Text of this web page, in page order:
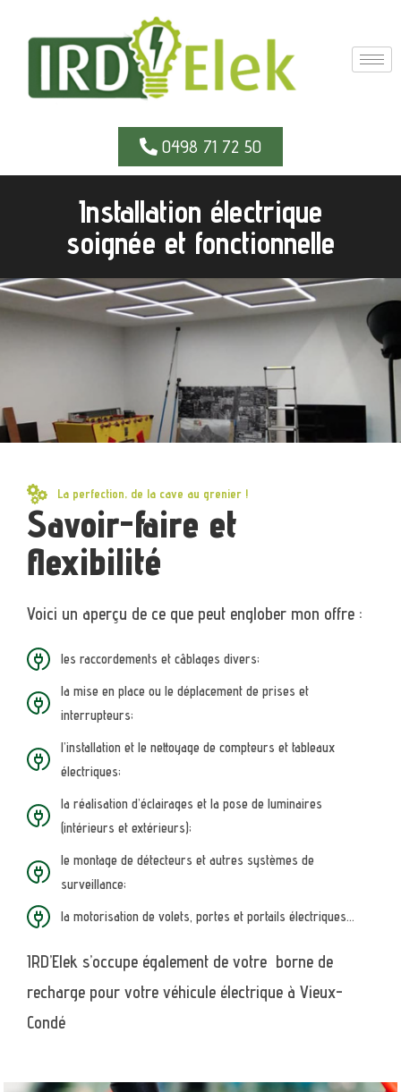
0498 71 72 50
Installation électrique
soignée et fonctionnelle
La perfection, de la cave au grenier !
Savoir-faire et
flexibilité
Voici un aperçu de ce que peut englober mon offre :
les raccordements et câblages divers;
la mise en place ou le déplacement de prises et
interrupteurs;
l’installation et le nettoyage de compteurs et tableaux
électriques;
la réalisation d’éclairages et la pose de luminaires
(intérieurs et extérieurs);
le montage de détecteurs et autres systèmes de
surveillance;
la motorisation de volets, portes et portails électriques…
IRD’Elek s’occupe également de votre borne de
recharge pour votre véhicule électrique à Vieux-
Condé